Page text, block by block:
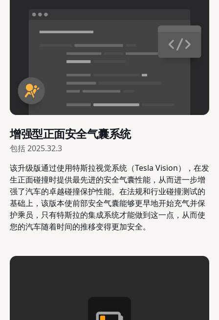
增强型正面安全气囊系统
包括2025.32.3
该升级版通过使用特斯拉视觉系统（Tesla Vision），在发
生正面碰撞时提供最先进的安全气囊性能，从而进一步增
强了汽车的卓越碰撞保护性能。在法规和行业碰撞测试的
基础上，该版本使前部安全气囊能够更早地开始充气并保
护乘员，只有特斯拉的集成系统才能做到这一点，从而使
您的汽车随着时间的推移变得更加安全。